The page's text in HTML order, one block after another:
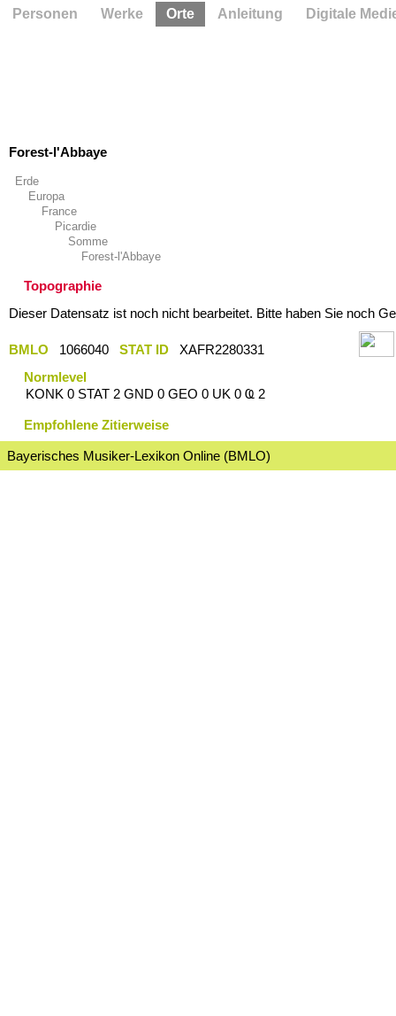
Forest-l'Abbaye
Erde
Europa
France
Picardie
Somme
Forest-l'Abbaye
Topographie
Dieser Datensatz ist noch nicht bearbeitet. Bitte haben Sie noch
BMLO 1066040 STAT ID
XAFR2280331
Normlevel
KONK 0 STAT 2 GND 0 GEO 0 UK 0 Ҩ 2
Empfohlene Zitierweise
Bayerisches Musiker-Lexikon Online (BMLO)
Personen Werke Orte Anleitung Digitale